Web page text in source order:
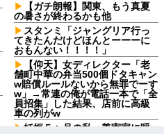
【ガチ朗報】関東、もう真夏
の暑さが終わるかも他
スタンミ「ジャングリア行っ
てきたんだけどほんとーーーに
おもんない！！！！」
【仰天】女ディレクター「老
舗町中華の弁当500個ドタキャン
w賠償ルールないから無罪でーす
w」→常連の俺が電話一本で「全
員招集」した結果、店前に高級
車の列がw
妊娠５ヶ月の私、義実家に呼